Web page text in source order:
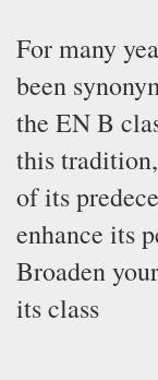
For many
been
the EN B
this
of its
enhance its
Broaden
its class